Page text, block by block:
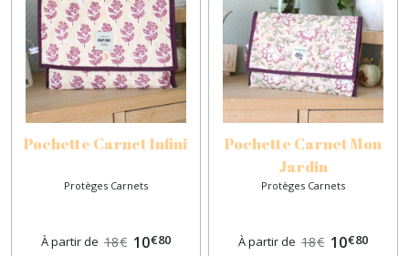
Pochette Carnet Infini
Protèges Carnets
À partir de 18€ 10€80
Pochette Carnet Mon
Jardin
Protèges Carnets
À partir de 18€ 10€80